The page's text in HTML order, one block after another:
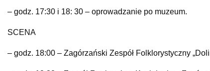
– godz. 17:30 i 18: 30 – oprowadzanie po muzeum.
SCENA
– godz. 18:00 – Zagórzański Zespół Folklorystyczny